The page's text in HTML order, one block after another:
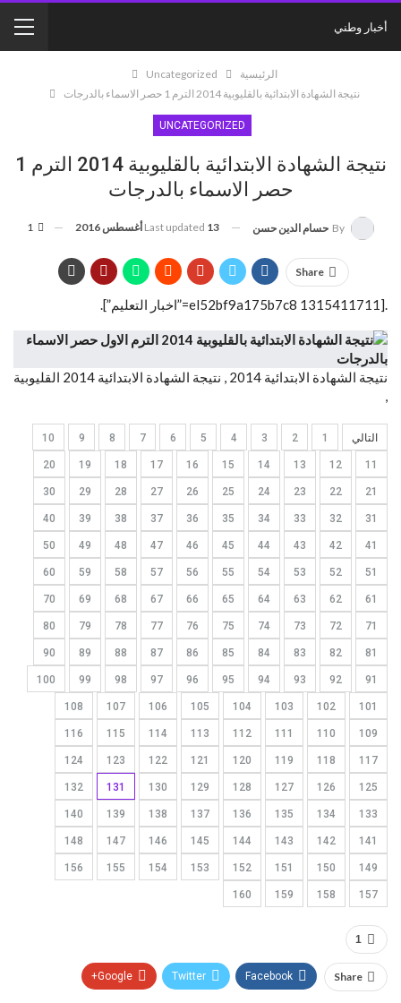
أخبار وطني
الرئيسية
Uncategorized
نتيجة الشهادة الابتدائية بالقليوبية 2014 الترم 1 حصر الاسماء بالدرجات
UNCATEGORIZED
نتيجة الشهادة الابتدائية بالقليوبية 2014 الترم 1
حصر الاسماء بالدرجات
By حسام الدين حسن Last updated 13 أغسطس 2016
Share
.[el52bf9a175b7c8 1315411711=”اخبار التعليم”].
نتيجة الشهادة الابتدائية 2014 , نتيجة الشهادة الابتدائية 2014 القليوبية
,
التالي 1
2
3
4
5
6
7
8
9
10
11
12
13
14
15
16
17
18
19
20
21
22
23
24
25
26
27
28
29
30
31
32
33
34
35
36
37
38
39
40
41
42
43
44
45
46
47
48
49
50
51
52
53
54
55
56
57
58
59
60
61
62
63
64
65
66
67
68
69
70
71
72
73
74
75
76
77
78
79
80
81
82
83
84
85
86
87
88
89
90
91
92
93
94
95
96
97
98
99
100
101
102
103
104
105
106
107
108
109
110
111
112
113
114
115
116
117
118
119
120
121
122
123
124
125
126
127
128
129
130
131
132
133
134
135
136
137
138
139
140
141
142
143
144
145
146
147
148
149
150
151
152
153
154
155
156
157
158
159
160
1
Share
Facebook
Twitter
Google+